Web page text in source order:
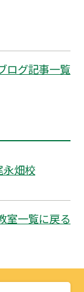
ログ記事一覧
永畑校
室一覧に戻る